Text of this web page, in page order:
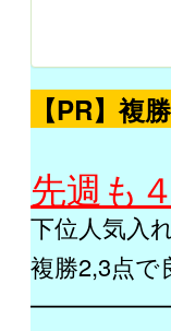
【PR】複
先週も
下位人気入
複勝2,3点で